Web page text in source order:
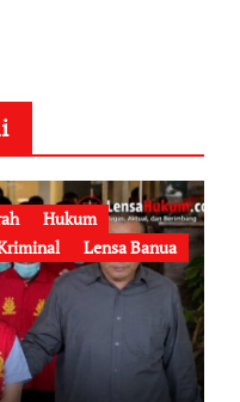
Hukum
Lensa Banua